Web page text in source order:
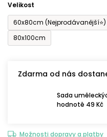
Velikost
60x80cm (Nejprodávanější⭐)
80x100cm
Zdarma od nás
Sada
hodnotě 49 Kč
Možnosti dopravy a platby